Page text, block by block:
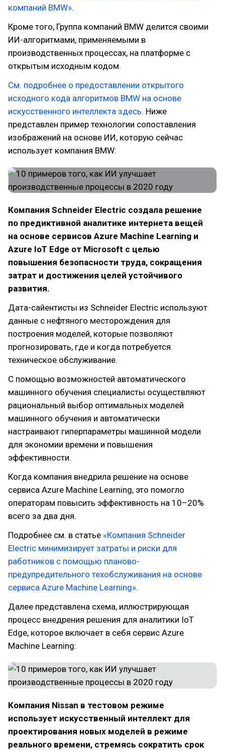
компаний BMW».
Кроме того, Группа компаний BMW делится своими
ИИ-алгоритмами, применяемыми в
производственных процессах, на платформе c
открытым исходным кодом.
См. подробнее о предоставлении открытого
исходного кода алгоритмов BMW на основе
искусственного интеллекта здесь. Ниже
представлен пример технологии сопоставления
изображений на основе ИИ, которую сейчас
использует компания BMW:
Компания Schneider Electric создала решение
по предиктивной аналитике интернета вещей
на основе сервисов Azure Machine Learning и
Azure IoT Edge от Microsoft с целью
повышения безопасности труда, сокращения
затрат и достижения целей устойчивого
развития.
Дата-сайентисты из Schneider Electric используют
данные с нефтяного месторождения для
построения моделей, которые позволяют
прогнозировать, где и когда потребуется
техническое обслуживание.
С помощью возможностей автоматического
машинного обучения специалисты осуществляют
рациональный выбор оптимальных моделей
машинного обучения и автоматически
настраивают гиперпараметры машинной модели
для экономии времени и повышения
эффективности.
Когда компания внедрила решение на основе
сервиса Azure Machine Learning, это помогло
операторам повысить эффективность на 10–20%
всего за два дня.
Подробнее см. в статье «Компания Schneider
Electric минимизирует затраты и риски для
работников с помощью планово-
предупредительного техобслуживания на основе
сервиса Azure Machine Learning».
Далее представлена схема, иллюстрирующая
процесс внедрения решения для аналитики IoT
Edge, которое включает в себя сервис Azure
Machine Learning:
Компания Nissan в тестовом режиме
использует искусственный интеллект для
проектирования новых моделей в режиме
реального времени, стремясь сократить срок